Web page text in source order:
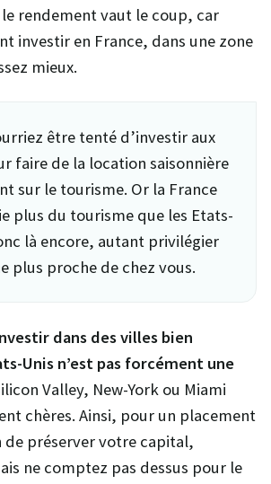
rendement vaut le coup, car
investir en France, dans une zone
mieux.
être tenté d’investir aux
faire de la location saisonnière
sur le tourisme. Or la France
plus du tourisme que les Etats-
là encore, autant privilégier
plus proche de chez vous.
dans des villes bien
Unis n’est pas forcément une
Valley, New-York ou Miami
chères. Ainsi, pour un placement
préserver votre capital,
ne comptez pas dessus pour le